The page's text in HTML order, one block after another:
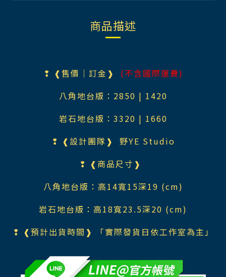
商品描述
❢ ❰售價｜訂金❱
(不含國際運費)
八角地台版：2850 | 1420
岩石地台版：3320 | 1660
❢ ❰設計團隊❱ 野YE Studio
❢ ❰商品尺寸❱
八角地台版： 高14寬15深19 (cm)
岩石地台版：高18寬23.5深20 (cm)
❢ ❰預計出貨時間❱ 「實際發貨日依工作室為主」